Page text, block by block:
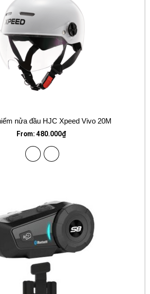
nửa đầu HJC Xpeed Vivo 20M
From: 480.000₫